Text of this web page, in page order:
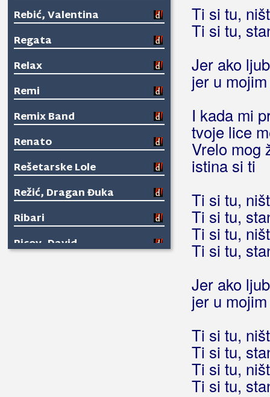
Rebić, Valentina
Regata
Relax
Remi
Remix Band
Renato
Rešetarske Lole
Režić, Dragan Đuka
Ribari
Ricov, David
Ti si tu,
Ti si tu,
Jer ako
jer u
I kada mi
tvoje lice
Vrelo mog
istina si ti
Ti si tu,
Ti si tu,
Ti si tu,
Ti si tu,
Jer ako
jer u
Ti si tu,
Ti si tu,
Ti si tu,
Ti si tu,